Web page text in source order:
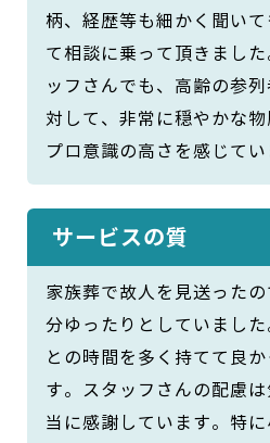
柄、経歴等も細かく聞い
て相談に乗って頂きまし
ッフさんでも、高齢の参
対して、非常に穏やかな物
プロ意識の高さを感じてい
サービスの質
家族葬で故人を見送った
分ゆったりとしていまし
との時間を多く持てて良
す。スタッフさんの配慮
当に感謝しています。特